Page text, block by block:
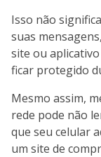
Isso não
suas
site ou
ficar protegido
Mesmo assim,
rede pode não
que seu celular
um site de